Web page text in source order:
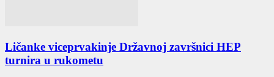
Ličanke viceprvakinje Državnoj završnici HEP
turnira u rukometu